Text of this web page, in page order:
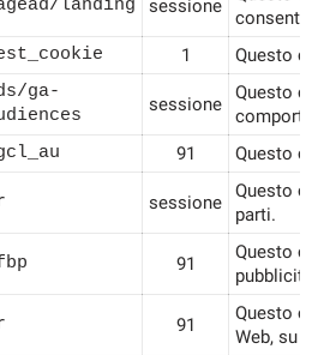
landing sessione
consente
1 Questo
ga-
sessione
Questo
91 Questo
sessione
Questo
parti.
91
Questo
91
Questo
Web, su